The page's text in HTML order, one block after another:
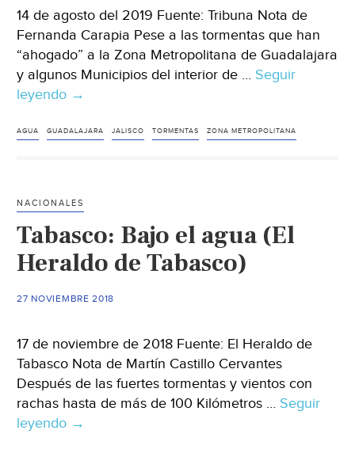
14 de agosto del 2019 Fuente: Tribuna Nota de
Fernanda Carapia Pese a las tormentas que han
“ahogado” a la Zona Metropolitana de Guadalajara
y algunos Municipios del interior de … Seguir
leyendo Guadalajara:
presas
debajo
del
70
%
(Tribuna)
→
AGUA GUADALAJARA JALISCO TORMENTAS ZONA METROPOLITANA
NACIONALES
Tabasco: Bajo el agua (El
Heraldo de Tabasco)
27 NOVIEMBRE 2018
17 de noviembre de 2018 Fuente: El Heraldo de
Tabasco Nota de Martín Castillo Cervantes
Después de las fuertes tormentas y vientos con
rachas hasta de más de 100 Kilómetros … Seguir
leyendo Tabasco:
→